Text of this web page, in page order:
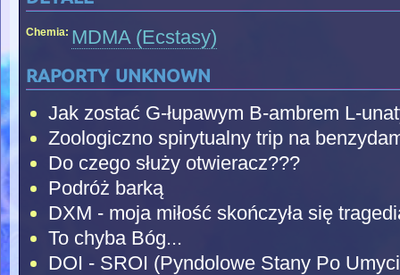
Chemia: MDMA (Ecstasy)
raporty unknown
Jak zostać G-łupawym B-ambrem L-
Zoologiczno spirytualny trip na
Do czego służy otwieracz???
Podróż barką
DXM - moja miłość skończyła się
To chyba Bóg...
DOI - SROI (Pyndolowe Stany Po